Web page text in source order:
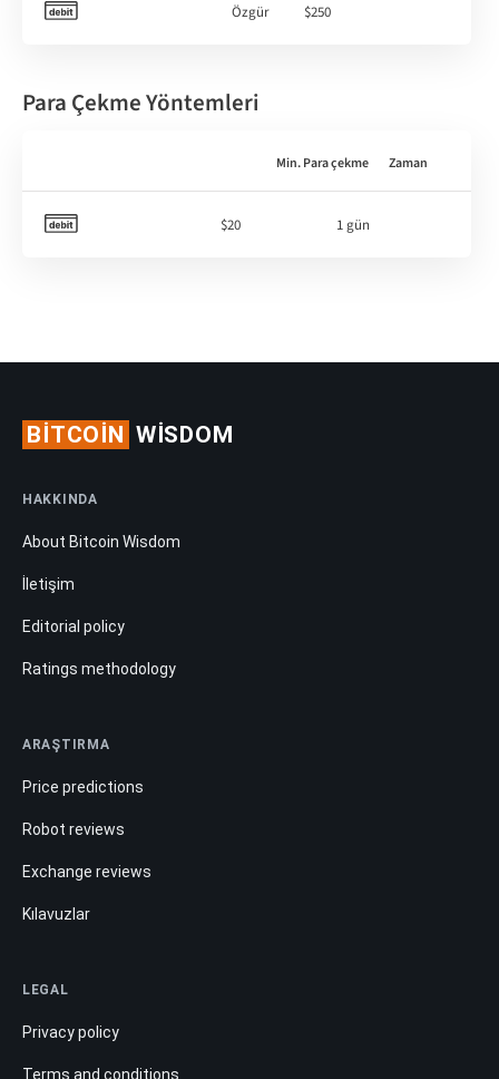
Özgür $250
Para Çekme Yöntemleri
Min. Para çekme Zaman
$20 1 gün
BITCOIN WISDOM
HAKKINDA
About Bitcoin Wisdom
İletişim
Editorial policy
Ratings methodology
ARAŞTIRMA
Price predictions
Robot reviews
Exchange reviews
Kılavuzlar
LEGAL
Privacy policy
Terms and conditions